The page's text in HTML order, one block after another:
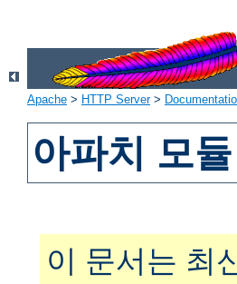
Apache > HTTP Server>
아파치 모
이 문서는 최